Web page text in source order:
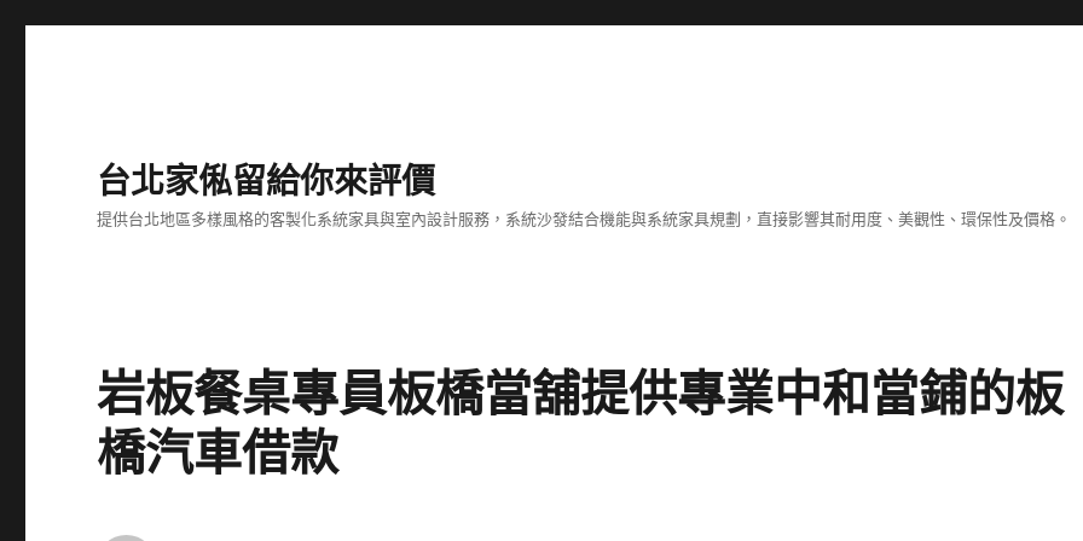
台北家俬留給你來評價
提供台北地區多樣風格的客製化系統家具與室內設計服務，系統沙發結合機能與系統家具規劃，直接影響其耐用度、美觀性、環保性及價格。
岩板餐桌專員板橋當舖提供專業中和當鋪的板
橋汽車借款